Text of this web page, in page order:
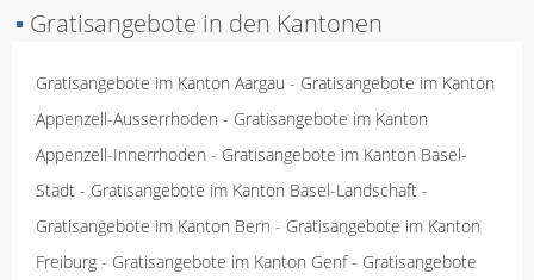
▪ Gratisangebote in den Kantonen
Gratisangebote im Kanton Aargau - Gratisangebote im Kanton
Appenzell-Ausserrhoden - Gratisangebote im Kanton
Appenzell-Innerrhoden - Gratisangebote im Kanton Basel-
Stadt - Gratisangebote im Kanton Basel-Landschaft -
Gratisangebote im Kanton Bern - Gratisangebote im Kanton
Freiburg - Gratisangebote im Kanton Genf- Gratisangebote